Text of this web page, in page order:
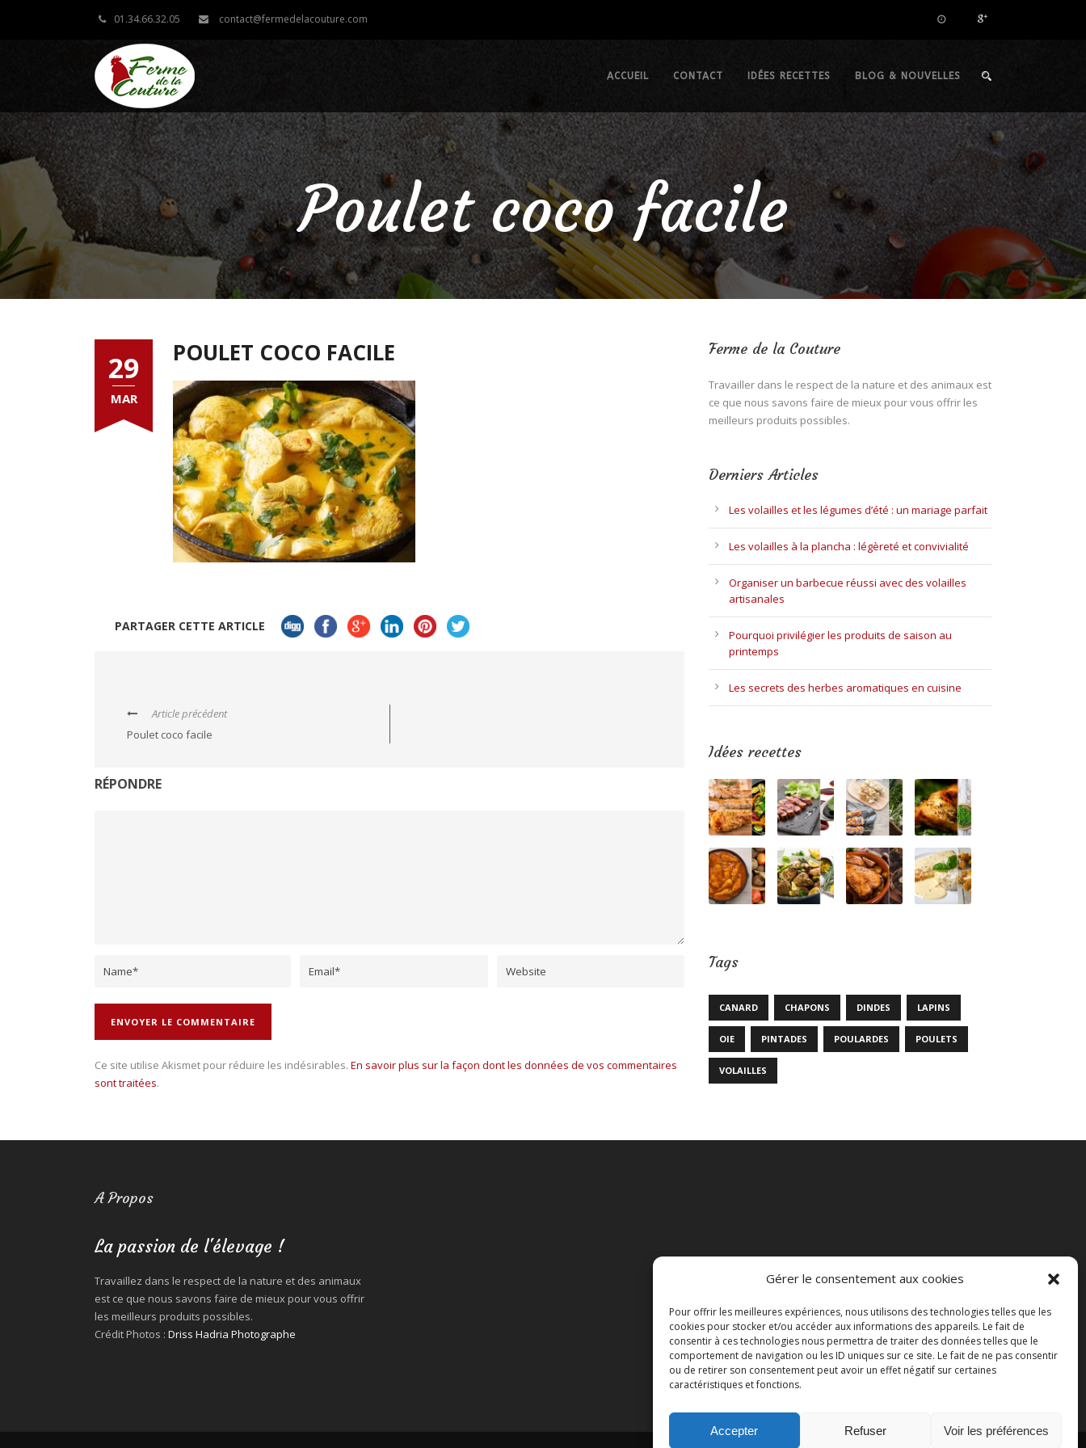
Gérer le consentement aux cookies
Pour offrir les meilleures expériences, nous utilisons des technologies telles que les
cookies pour stocker et/ou accéder aux informations des appareils. Le fait de
consentir à ces technologies nous permettra de traiter des données telles que le
comportement de navigation ou les ID uniques sur ce site. Le fait de ne pas consentir
ou de retirer son consentement peut avoir un effet négatif sur certaines
caractéristiques et fonctions.
Accepter Refuser Voir les préférences
01.34.66.32.05 contact@fermedelacouture.com
ACCUEIL CONTACT IDÉES RECETTES BLOG & NOUVELLES
Poulet coco facile
29
MAR
POULET COCO FACILE
PARTAGER CETTE ARTICLE
Article précédent
Poulet coco facile
RÉPONDRE
Ce site utilise Akismet pour réduire les indésirables. En savoir plus sur la façon dont les données de vos commentaires
sont traitées.
Ferme de la Couture
Travailler dans le respect de la nature et des animaux est
ce que nous savons faire de mieux pour vous offrir les
meilleurs produits possibles.
Derniers Articles
Les volailles et les légumes d’été : un mariage parfait
Les volailles à la plancha : légèreté et convivialité
Organiser un barbecue réussi avec des volailles
artisanales
Pourquoi privilégier les produits de saison au
printemps
Les secrets des herbes aromatiques en cuisine
Idées recettes
Tags
CANARD CHAPONS DINDES LAPINS
OIE PINTADES POULARDES POULETS
VOLAILLES
A Propos
La passion de l'élevage !
Travaillez dans le respect de la nature et des animaux
est ce que nous savons faire de mieux pour vous offrir
les meilleurs produits possibles.
Crédit Photos : Driss Hadria Photographe